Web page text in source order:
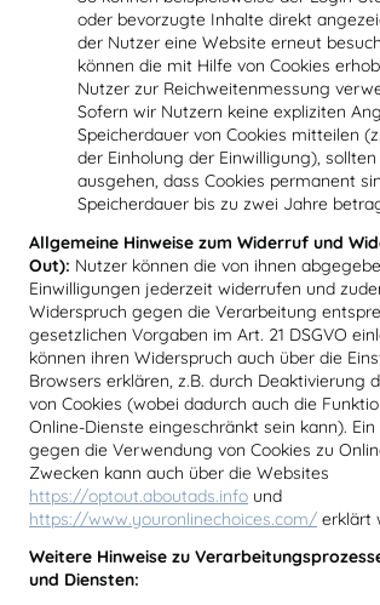
oder bevorzugte Inhalte direkt
der Nutzer eine Website erneut
können die mit Hilfe von Cookies
Nutzer zur Reichweitenmessung
Sofern wir Nutzern keine expliziten
Speicherdauer von Cookies mitteilen
der Einholung der Einwilligung),
ausgehen, dass Cookies permanent
Speicherdauer bis zu zwei Jahre
Allgemeine Hinweise zum Widerruf und
Out): Nutzer können die von ihnen
Einwilligungen jederzeit widerrufen und
Widerspruch gegen die Verarbeitung
gesetzlichen Vorgaben im Art. 21 DSGVO
können ihren Widerspruch auch über die
Browsers erklären, z.B. durch Deaktivierung
von Cookies (wobei dadurch auch die
Online-Dienste eingeschränkt sein kann).
gegen die Verwendung von Cookies zu
Zwecken kann auch über die Websites
https://optout.aboutads.info und
https://www.youronlinechoices.com/ erklärt
Weitere Hinweise zu
und Diensten: